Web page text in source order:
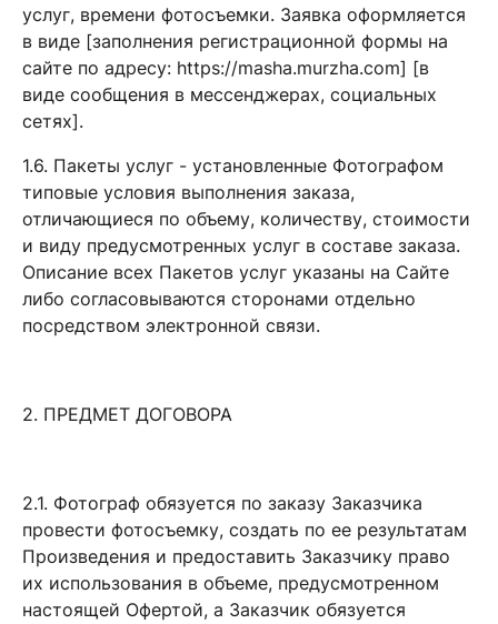
услуг, времени фотосъемки. Заявка оформляется
в виде [заполнения регистрационной формы на
сайте по адресу: https://masha.murzha.com] [в
виде сообщения в мессенджерах, социальных
сетях].
1.6. Пакеты услуг - установленные Фотографом
типовые условия выполнения заказа,
отличающиеся по объему, количеству, стоимости
и виду предусмотренных услуг в составе заказа.
Описание всех Пакетов услуг указаны на Сайте
либо согласовываются сторонами отдельно
посредством электронной связи.
2. ПРЕДМЕТ ДОГОВОРА
2.1. Фотограф обязуется по заказу Заказчика
провести фотосъемку, создать по ее результатам
Произведения и предоставить Заказчику право
их использования в объеме, предусмотренном
настоящей Офертой, а Заказчик обязуется